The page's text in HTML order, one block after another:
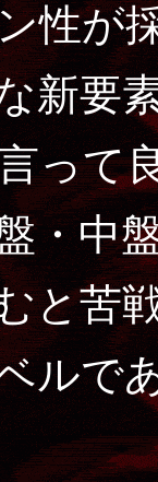
性が
新要
って
・中
と苦
ルで